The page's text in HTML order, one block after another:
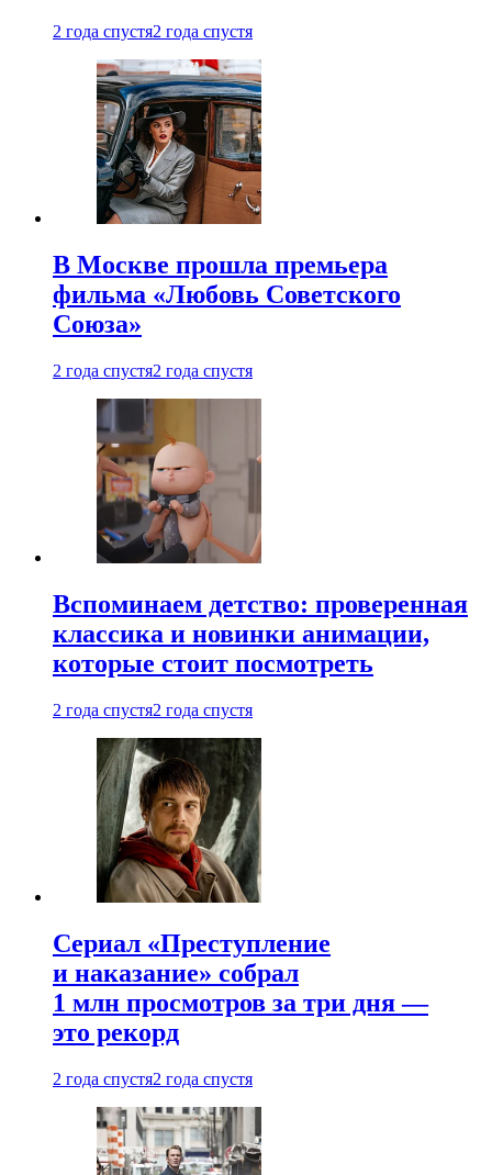
2 года спустя2 года спустя
В Москве прошла премьера
фильма «Любовь Советского
Союза»
2 года спустя2 года спустя
Вспоминаем детство: проверенная
классика и новинки анимации,
которые стоит посмотреть
2 года спустя2 года спустя
Сериал «Преступление
и наказание» собрал
1 млн просмотров за три дня —
это рекорд
2 года спустя2 года спустя